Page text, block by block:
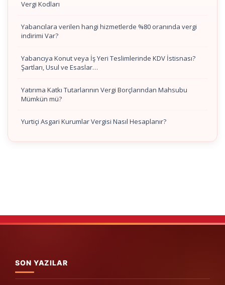
Vergi Kodları
Yabancılara verilen hangi hizmetlerde %80 oranında vergi
indirimi Var?
Yabancıya Konut veya İş Yeri Teslimlerinde KDV İstisnası?
Şartları, Usul ve Esaslar…
Yatırıma Katkı Tutarlarının Vergi Borçlarından Mahsubu
Mümkün mü?
Yurtiçi Asgari Kurumlar Vergisi Nasıl Hesaplanır?
SON YAZILAR